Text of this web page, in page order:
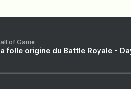
of Game
folle origine du Battle Royale -